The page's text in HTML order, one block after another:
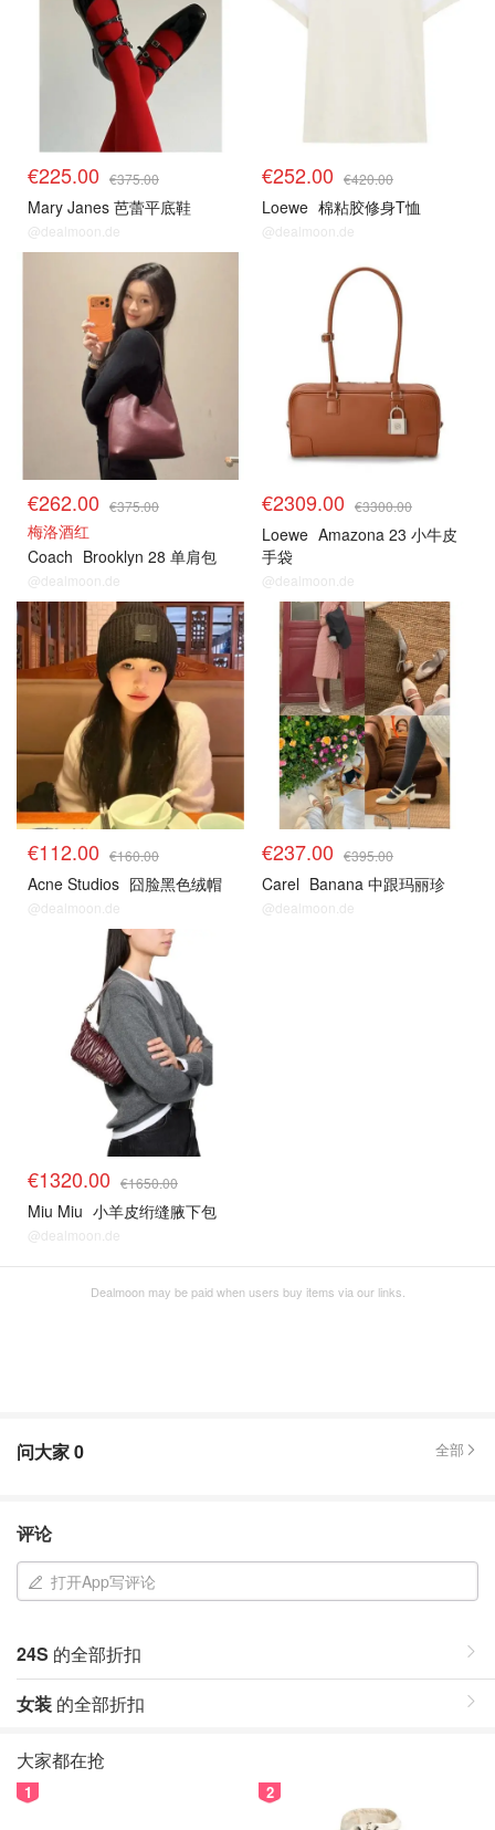
€225.00 €375.00
Mary Janes 芭蕾平底鞋
@dealmoon.de
€252.00 €420.00
Loewe 棉粘胶修身T恤
@dealmoon.de
€262.00 €375.00
梅洛酒红
Coach Brooklyn 28 单肩包
@dealmoon.de
€2309.00 €3300.00
Loewe Amazona 23 小牛皮
手袋
@dealmoon.de
€112.00 €160.00
Acne Studios 囧脸黑色绒帽
@dealmoon.de
€237.00 €395.00
Carel Banana 中跟玛丽珍
@dealmoon.de
€1320.00 €1650.00
Miu Miu 小羊皮绗缝腋下包
@dealmoon.de
Dealmoon may be paid when users buy items via our links.
问大家0 全部
评论
打开App写评论
24S 的全部折扣
女装 的全部折扣
大家都在抢
1 2